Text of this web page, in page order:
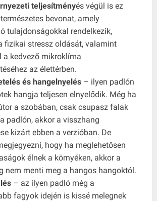
teljesítményés végül is ez
bevonat, amely
tulajdonságokkal rendelkezik,
fizikai stressz oldását, valamint
a kedvező mikroklíma
az élettérben.
és hangelnyelés – ilyen padlón
hangja teljesen elnyelődik. Még ha
a szobában, csak csupasz falak
padlón, akkor a visszhang
kizárt ebben a verzióban. De
hogy ha meglehetősen
élnek a környéken, akkor a
nem menti meg a hangos hangoktól.
– az ilyen padló még a
fagyok idején is kissé melegnek